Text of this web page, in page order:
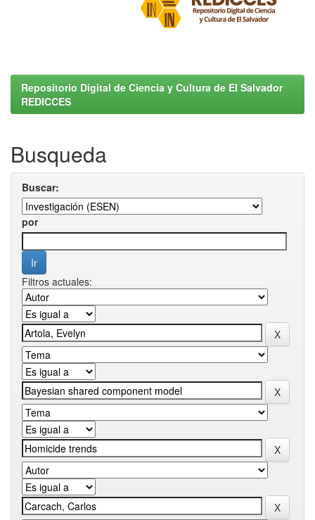
Repositorio Digital de Ciencia y Cultura de El Salvador
REDICCES
Busqueda
Buscar:
por
Filtros actuales: